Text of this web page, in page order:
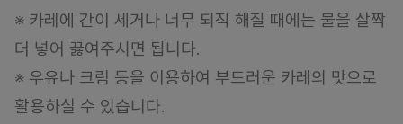
※ 카레에 간이 세거나 너무 되직 해질 때에는 물을 살짝
더 넣어 끓여주시면 됩니다.
※ 우유나 크림 등을 이용하여 부드러운 카레의 맛으로
활용하실 수 있습니다.